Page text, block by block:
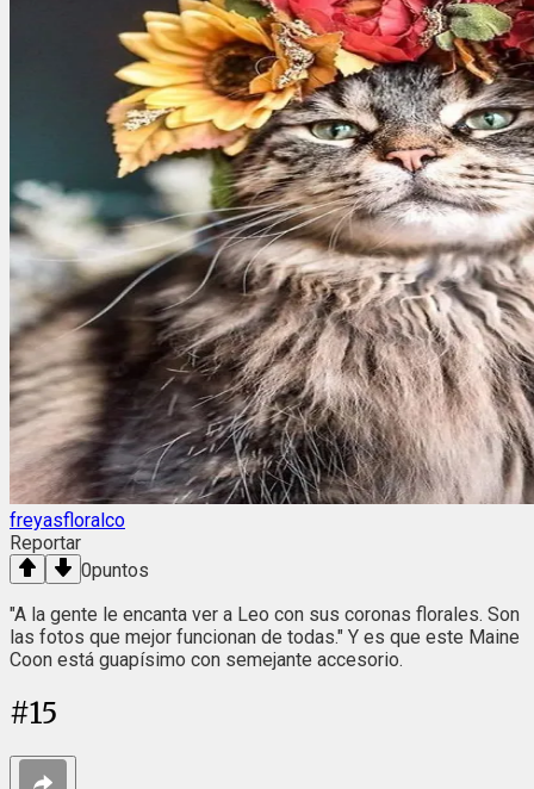
freyasfloralco
Reportar
0puntos
"A la gente le encanta ver a Leo con sus coronas florales. Son
las fotos que mejor funcionan de todas." Y es que este Maine
Coon está guapísimo con semejante accesorio.
#15